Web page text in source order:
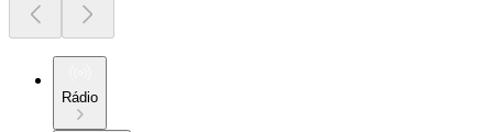
Rádio